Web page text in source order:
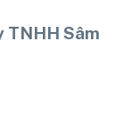
TNHH Sâm